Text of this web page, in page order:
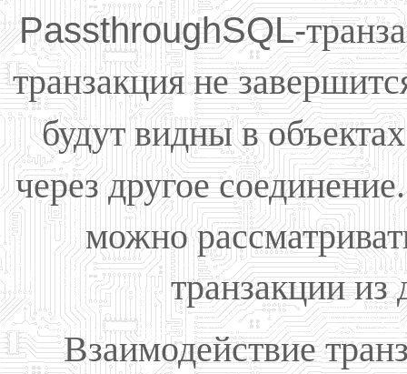
PassthroughSQL-
транзакция не
будут видны в
через другое
можно
транзакции из
Взаимодействие